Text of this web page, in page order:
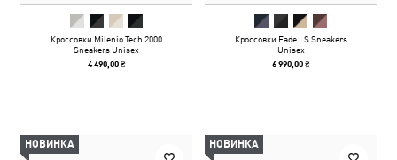
Кроссовки Milenio Tech 2000
Sneakers Unisex
4 490,00 ₴
Кроссовки Fade LS Sneakers
Unisex
6 990,00 ₴
НОВИНКА НОВИНКА